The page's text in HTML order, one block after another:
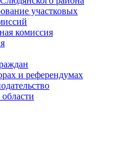
участковых
комиссия
и референдумах